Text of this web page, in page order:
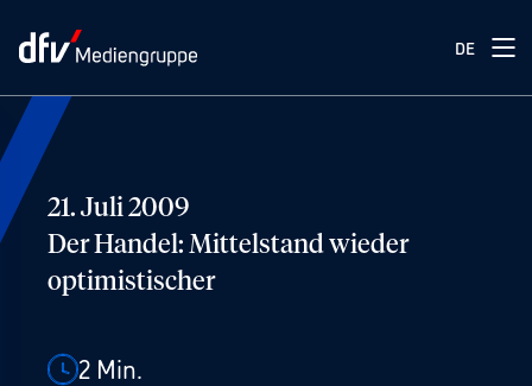
DE
21. Juli 2009
Der Handel: Mittelstand wieder
optimistischer
2 Min.